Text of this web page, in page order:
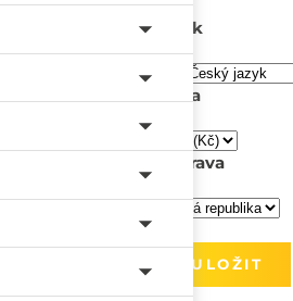
Jazyk
Měna
Doprava